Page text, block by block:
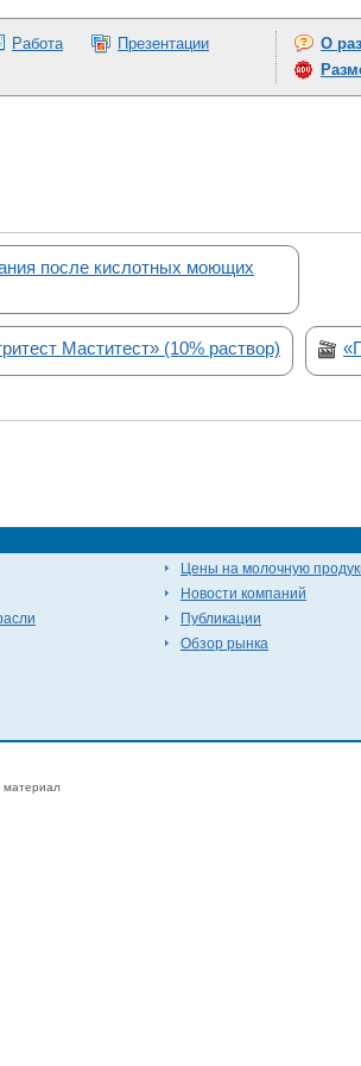
Работа
Презентации
О
после кислотных моющих
Маститест» (10% раствор)
Цены на молочную
Новости компаний
Публикации
Обзор рынка
материал